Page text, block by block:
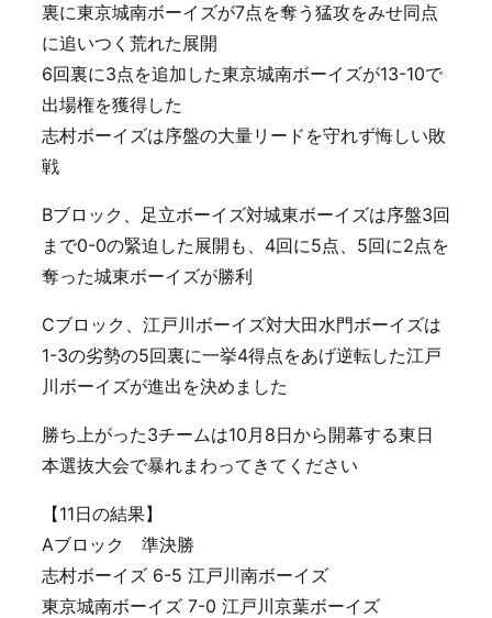
裏に東京城南ボーイズが7点を奪う猛攻をみせ同点
に追いつく荒れた展開
6回裏に3点を追加した東京城南ボーイズが13-10で
出場権を獲得した
志村ボーイズは序盤の大量リードを守れず悔しい敗
戦
Bブロック、足立ボーイズ対城東ボーイズは序盤3回
まで0-0の緊迫した展開も、4回に5点、5回に2点を
奪った城東ボーイズが勝利
Cブロック、江戸川ボーイズ対大田水門ボーイズは
1-3の劣勢の5回裏に一挙4得点をあげ逆転した江戸
川ボーイズが進出を決めました
勝ち上がった3チームは10月8日から開幕する東日
本選抜大会で暴れまわってきてください
【11日の結果】
Aブロック 準決勝
志村ボーイズ 6-5 江戸川南ボーイズ
東京城南ボーイズ 7-0 江戸川京葉ボーイズ